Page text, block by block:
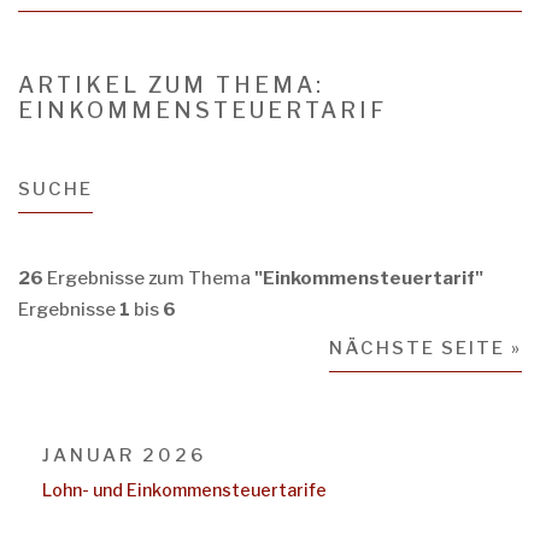
ARTIKEL ZUM THEMA:
EINKOMMENSTEUERTARIF
SUCHE
26 Ergebnisse zum Thema "Einkommensteuertarif"
Ergebnisse 1 bis 6
NÄCHSTE SEITE »
JANUAR 2026
Lohn- und Einkommensteuertarife